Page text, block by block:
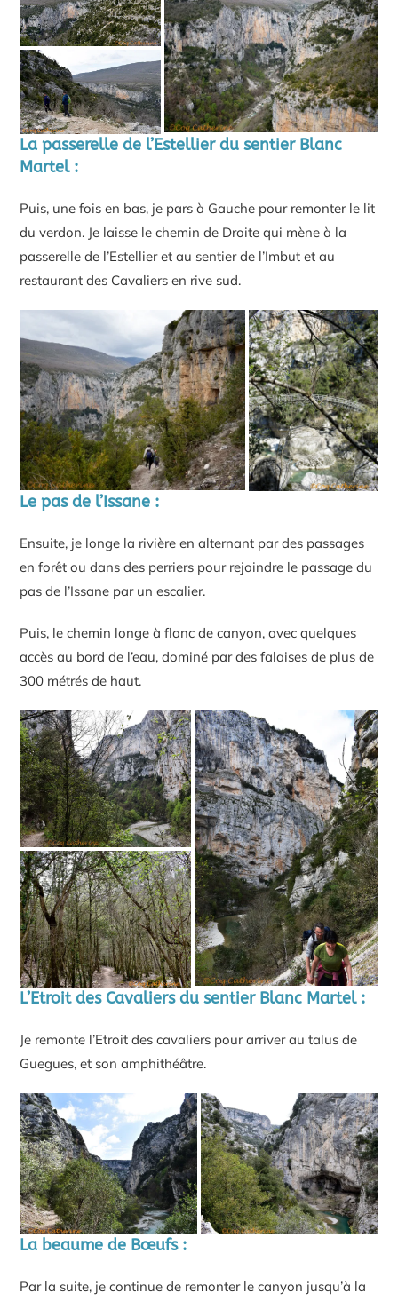
La passerelle de l’Estellier du sentier Blanc
Martel :
Puis, une fois en bas, je pars à Gauche pour remonter le lit
du verdon. Je laisse le chemin de Droite qui mène à la
passerelle de l’Estellier et au sentier de l’Imbut et au
restaurant des Cavaliers en rive sud.
Le pas de l’Issane :
Ensuite, je longe la rivière en alternant par des passages
en forêt ou dans des perriers pour rejoindre le passage du
pas de l’Issane par un escalier.
Puis, le chemin longe à flanc de canyon, avec quelques
accès au bord de l’eau, dominé par des falaises de plus de
300 métrés de haut.
L’Etroit des Cavaliers du sentier Blanc Martel :
Je remonte l’Etroit des cavaliers pour arriver au talus de
Guegues, et son amphithéâtre.
La beaume de Bœufs :
Par la suite, je continue de remonter le canyon jusqu’à la